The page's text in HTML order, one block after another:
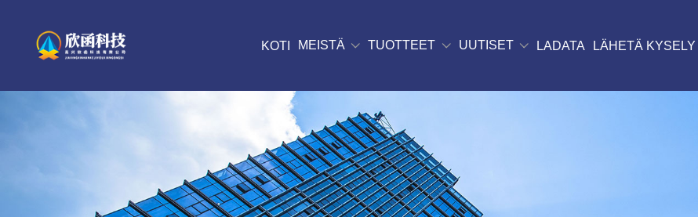
KOTI MEISTÄ TUOTTEET UUTISET LADATA LÄHETÄ KYSELY